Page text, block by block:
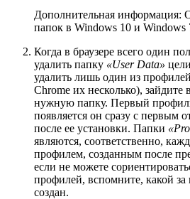
Дополнительная информация:
папок в Windows 10 и Windows
Когда в браузере всего один
удалить папку «User Data»
удалить лишь один из
Chrome их несколько), зайдите в
нужную папку. Первый
появляется он сразу с первым
после ее установки. Папки
являются, соответственно,
профилем, созданным после
если не можете
профилей, вспомните, какой
создан.